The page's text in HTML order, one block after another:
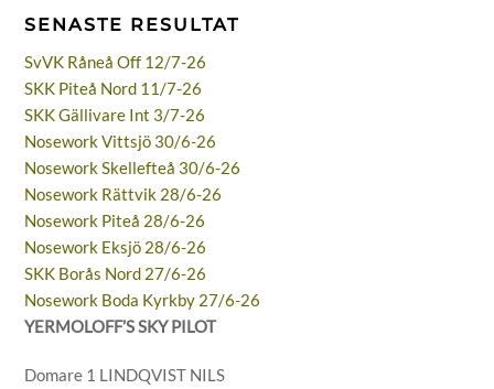
SENASTE RESULTAT
SvVK Råneå Off 12/7-26
SKK Piteå Nord 11/7-26
SKK Gällivare Int 3/7-26
Nosework Vittsjö 30/6-26
Nosework Skellefteå 30/6-26
Nosework Rättvik 28/6-26
Nosework Piteå 28/6-26
Nosework Eksjö 28/6-26
SKK Borås Nord 27/6-26
Nosework Boda Kyrkby 27/6-26
YERMOLOFF’S SKY PILOT
Domare 1 LINDQVIST NILS